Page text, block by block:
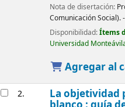
Nota de disertación:
Comunicación Social).
Disponibilidad:Ítems
Universidad
Agregar al
2. La objetividad